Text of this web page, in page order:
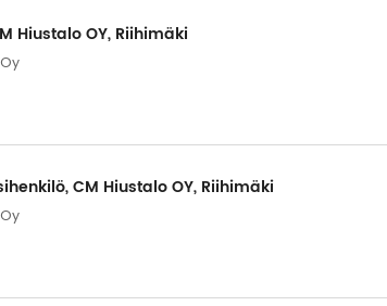
Hiustalo OY, Riihimäki
CM Hiustalo OY, Riihimäki